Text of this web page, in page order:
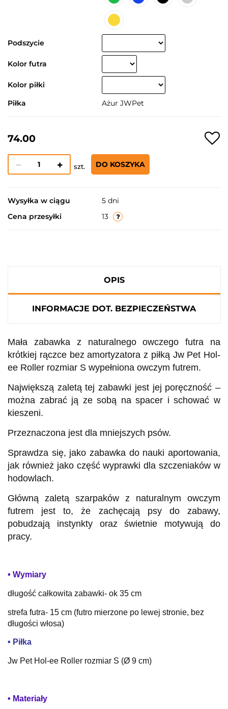
Podszycie
Kolor futra
Kolor piłki
Piłka
Ażur JWPet
74.00
szt. DO KOSZYKA
Wysyłka w ciągu
5 dni
Cena przesyłki
13
OPIS
INFORMACJE DOT. BEZPIECZEŃSTWA
Mała zabawka z naturalnego owczego futra na
krótkiej rączce bez amortyzatora z piłką Jw Pet Hol-
ee Roller rozmiar S wypełniona owczym futrem.
Największą zaletą tej zabawki jest jej poręczność –
można zabrać ją ze sobą na spacer i schować w
kieszeni.
Przeznaczona jest dla mniejszych psów.
Sprawdza się, jako zabawka do nauki aportowania,
jak również jako część wyprawki dla szczeniaków w
hodowlach.
Główną zaletą szarpaków z naturalnym owczym
futrem jest to, że zachęcają psy do zabawy,
pobudzają instynkty oraz świetnie motywują do
pracy.
• Wymiary
długość całkowita zabawki- ok 35 cm
strefa futra- 15 cm (futro mierzone po lewej stronie, bez
długości włosa)
• Piłka
Jw Pet Hol-ee Roller rozmiar S (Ø 9 cm)
• Materiały